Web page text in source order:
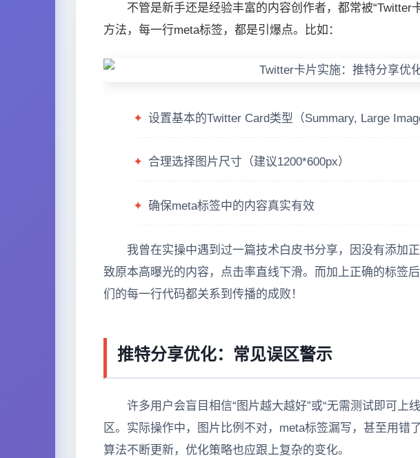
不管是新手还是经验丰富的内容创作者，都常被
方法，每一行meta标签，都是引爆点。比如：
✦ 设置基本的Twitter Card类型（Summary, Large
✦ 合理选择图片尺寸（建议1200*600px）
✦ 确保meta标签中的内容真实有效
我曾在实操中遇到过一篇技术白皮书分享，因没有添加
致原本高曝光的内容，点击率直线下滑。而加上正确的标签
们的每一行代码都关系到传播的成败！
推特分享优化：常见误区警示
许多用户会盲目相信“图片越大越好”或“无需测试即可上
区。实际操作中，图片比例不对，meta标签漏写，甚至用错
算法不断更新，优化策略也应跟上复杂的变化。